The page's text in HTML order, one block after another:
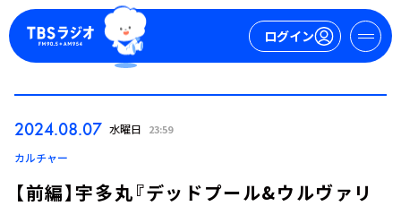
ログイン
2024.08.07 水曜日 23:59
カルチャー
【前編】宇多丸『デッドプール&ウルヴァリ